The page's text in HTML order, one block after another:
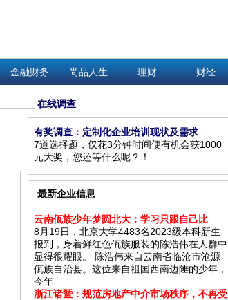
金融财务 尚品人生 理财 财经
在线调查
有奖调查：定制化企业培训现状及需求
7道选择题，仅花3分钟时间便有机会获1000
元大奖，您还等什么呢？！
最新企业信息
云南佤族少年梦圆北大：学习只跟自己比
8月19日，北京大学4483名2023级本科新生
报到，身着鲜红色佤族服装的陈浩伟在人群中
显得很耀眼。 陈浩伟来自云南省临沧市沧源
佤族自治县。这位来自祖国西南边陲的少年，
今年
浙江诸暨：规范房地产中介市场秩序，不再受